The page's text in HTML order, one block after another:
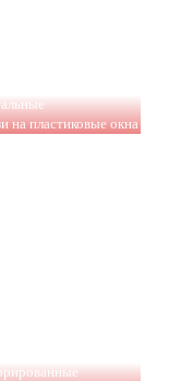
пластиковые окна